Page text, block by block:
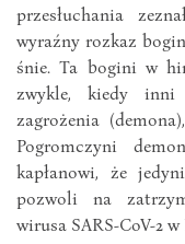
przesłuchania
wyraźny rozkaz
śnie. Ta bogini w
zwykle, kiedy
zagrożenia
Pogromczyni
kapłanowi, że
pozwoli na
wirusa SARS-CoV-2